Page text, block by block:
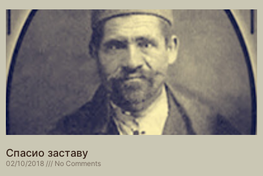
Спасио заставу
02/10/2018 No Comments